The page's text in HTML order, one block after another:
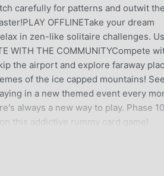
carefully for patterns and outwit
OFFLINETake your dream
in zen-like solitaire challenges.
WITH THE COMMUNITYCompete
the airport and explore faraway
of the ice capped mountains!
in a new themed event every
always a new way to play. Phase
this addictive rummy card game!